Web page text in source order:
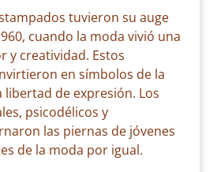
tuvieron su auge
cuando la moda vivió una
y creatividad. Estos
en símbolos de la
de expresión. Los
psicodélicos y
las piernas de jóvenes
de la moda por igual.